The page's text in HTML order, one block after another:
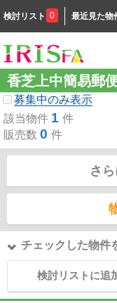
検討リスト 0 最近見た物
香芝上中簡易郵
募集中のみ表示
該当物件 1 件
販売数 0 件
さ
チェックした物件
検討リストに追